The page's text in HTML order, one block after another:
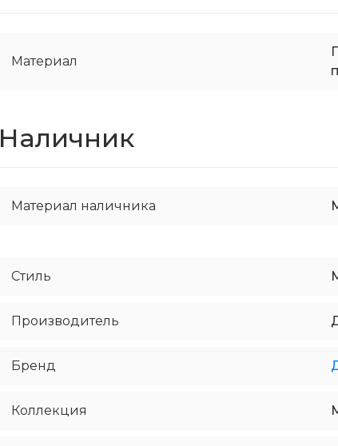
Материал
Наличник
Материал наличника
Стиль
Производитель
Бренд
Коллекция